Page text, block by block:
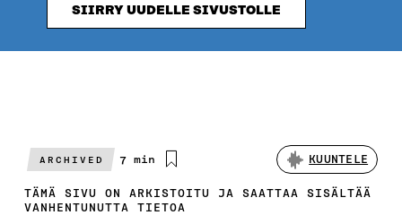
SIIRRY UUDELLE SIVUSTOLLE
ARCHIVED
Arvioitu
7 min KUUNTELE
TÄMÄ SIVU ON ARKISTOITU JA SAATTAA SISÄLTÄÄ
VANHENTUNUTTA TIETOA